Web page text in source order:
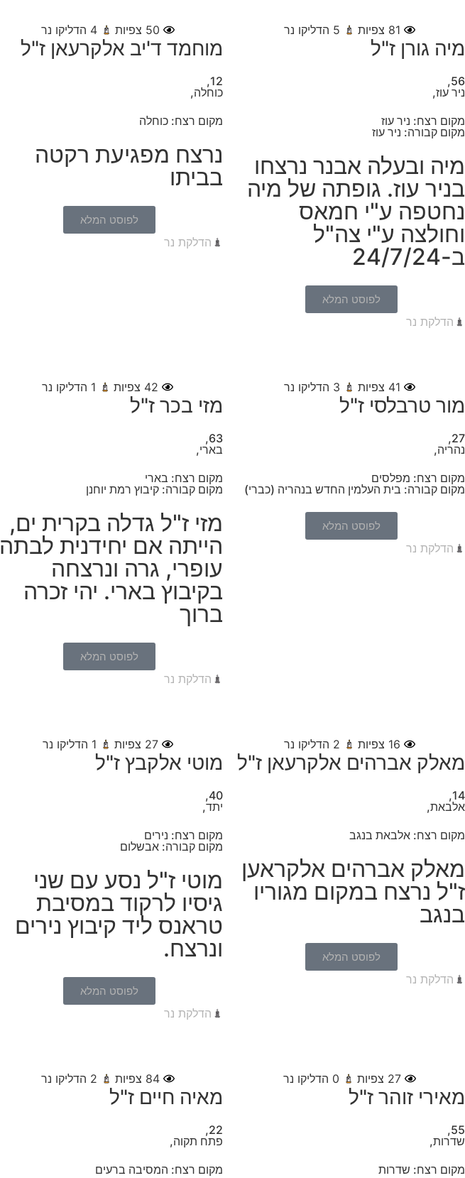
81 צפיות 5 הדליקו נר
מיה גורן ז"ל
56,
ניר עוז,
מקום רצח: ניר עוז
מקום קבורה: ניר עוז
מיה ובעלה אבנר נרצחו
בניר עוז. גופתה של מיה
נחטפה ע"י חמאס
וחולצה ע"י צה"ל
ב-24/7/24
לפוסט המלא
הדלקת נר
50 צפיות 4 הדליקו נר
מוחמד ד'יב אלקרעאן ז"ל
12,
כוחלה,
מקום רצח: כוחלה
נרצח מפגיעת רקטה
בביתו
לפוסט המלא
הדלקת נר
41 צפיות 3 הדליקו נר
מור טרבלסי ז"ל
27,
נהריה,
מקום רצח: מפלסים
מקום קבורה: בית העלמין החדש בנהריה (כברי)
לפוסט המלא
הדלקת נר
42 צפיות 1 הדליקו נר
מזי בכר ז"ל
63,
בארי,
מקום רצח: בארי
מקום קבורה: קיבוץ רמת יוחנן
מזי ז"ל גדלה בקרית ים,
הייתה אם יחידנית לבתה
עופרי, גרה ונרצחה
בקיבוץ בארי. יהי זכרה
ברוך
לפוסט המלא
הדלקת נר
16 צפיות 2 הדליקו נר
מאלק אברהים אלקרעאן ז"ל
14,
אלבאת,
מקום רצח: אלבאת בנגב
מאלק אברהים אלקראען
ז"ל נרצח במקום מגוריו
בנגב
לפוסט המלא
הדלקת נר
27 צפיות 1 הדליקו נר
מוטי אלקבץ ז"ל
40,
יתד,
מקום רצח: נירים
מקום קבורה: אבשלום
מוטי ז"ל נסע עם שני
גיסיו לרקוד במסיבת
טראנס ליד קיבוץ נירים
ונרצח.
לפוסט המלא
הדלקת נר
27 צפיות 0 הדליקו נר
מאירי זוהר ז"ל
55,
שדרות,
מקום רצח: שדרות
84 צפיות 2 הדליקו נר
מאיה חיים ז"ל
22,
פתח תקוה,
מקום רצח: המסיבה ברעים